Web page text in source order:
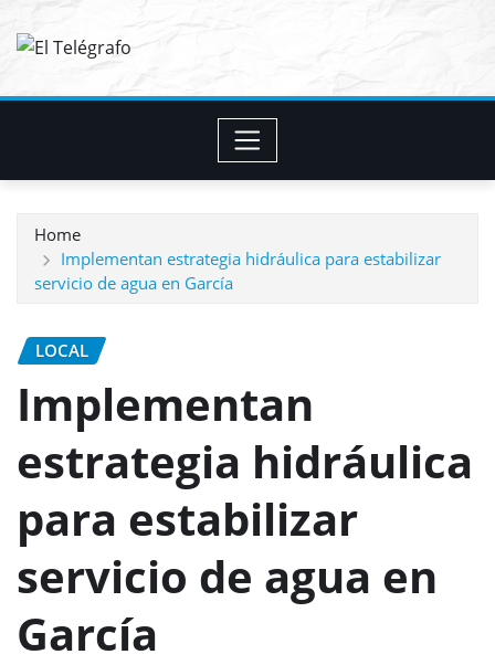
Home
Implementan estrategia hidráulica para estabilizar
servicio de agua en García
LOCAL
Implementan
estrategia hidráulica
para estabilizar
servicio de agua en
García